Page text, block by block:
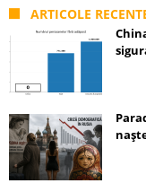
ARTICOLE